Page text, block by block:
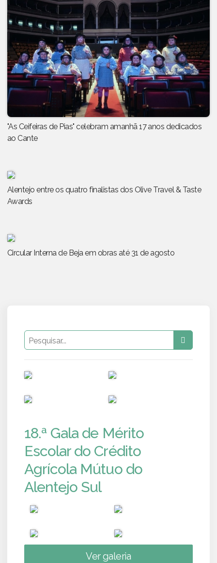
"As Ceifeiras de Pias" celebram amanhã 17 anos dedicados
ao Cante
Alentejo entre os quatro finalistas dos Olive Travel & Taste
Awards
Circular Interna de Beja em obras até 31 de agosto
18.ª Gala de Mérito
Escolar do Crédito
Agrícola Mútuo do
Alentejo Sul
Ver galeria